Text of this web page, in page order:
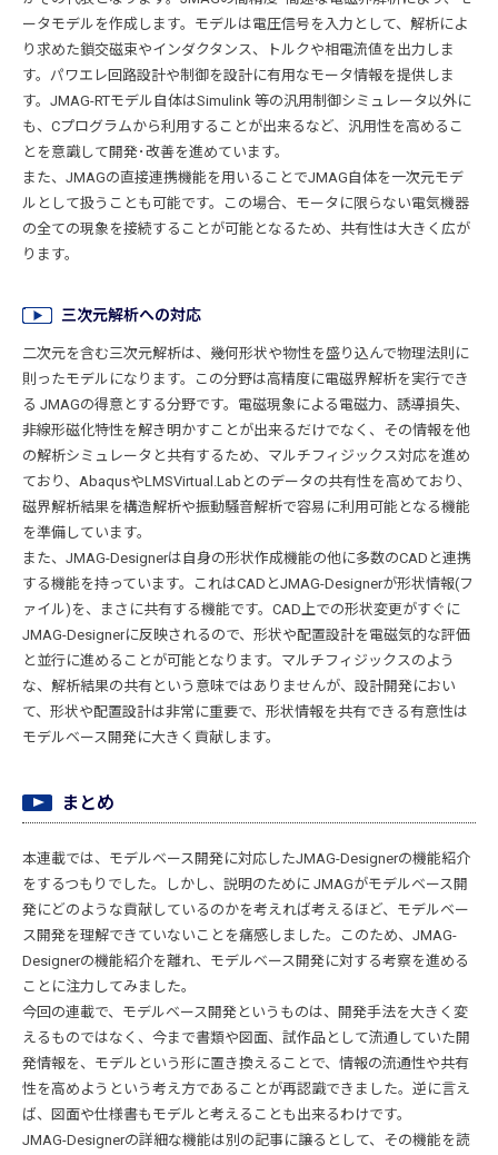
ータモデルを作成します。モデルは電圧信号を入力として、解析によ
り求めた鎖交磁束やインダクタンス、トルクや相電流値を出力しま
す。パワエレ回路設計や制御を設計に有用なモータ情報を提供しま
す。JMAG-RTモデル自体はSimulink 等の汎用制御シミュレータ以外に
も、Cプログラムから利用することが出来るなど、汎用性を高めるこ
とを意識して開発･改善を進めています。
また、JMAGの直接連携機能を用いることでJMAG自体を一次元モデ
ルとして扱うことも可能です。この場合、モータに限らない電気機器
の全ての現象を接続することが可能となるため、共有性は大きく広が
ります。
三次元解析への対応
二次元を含む三次元解析は、幾何形状や物性を盛り込んで物理法則に
則ったモデルになります。この分野は高精度に電磁界解析を実行でき
る JMAGの得意とする分野です。電磁現象による電磁力、誘導損失、
非線形磁化特性を解き明かすことが出来るだけでなく、その情報を他
の解析シミュレータと共有するため、マルチフィジックス対応を進め
ており、AbaqusやLMSVirtual.Labとのデータの共有性を高めており、
磁界解析結果を構造解析や振動騒音解析で容易に利用可能となる機能
を準備しています。
また、JMAG-Designerは自身の形状作成機能の他に多数のCADと連携
する機能を持っています。これはCADとJMAG-Designerが形状情報(フ
ァイル)を、まさに共有する機能です。CAD上での形状変更がすぐに
JMAG-Designerに反映されるので、形状や配置設計を電磁気的な評価
と並行に進めることが可能となります。マルチフィジックスのよう
な、解析結果の共有という意味ではありませんが、設計開発におい
て、形状や配置設計は非常に重要で、形状情報を共有できる有意性は
モデルベース開発に大きく貢献します。
まとめ
本連載では、モデルベース開発に対応したJMAG-Designerの機能紹介
をするつもりでした。しかし、説明のために JMAGがモデルベース開
発にどのような貢献しているのかを考えれば考えるほど、モデルベー
ス開発を理解できていないことを痛感しました。このため、JMAG-
Designerの機能紹介を離れ、モデルベース開発に対する考察を進める
ことに注力してみました。
今回の連載で、モデルベース開発というものは、開発手法を大きく変
えるものではなく、今まで書類や図面、試作品として流通していた開
発情報を、モデルという形に置き換えることで、情報の流通性や共有
性を高めようという考え方であることが再認識できました。逆に言え
ば、図面や仕様書もモデルと考えることも出来るわけです。
JMAG-Designerの詳細な機能は別の記事に譲るとして、その機能を読